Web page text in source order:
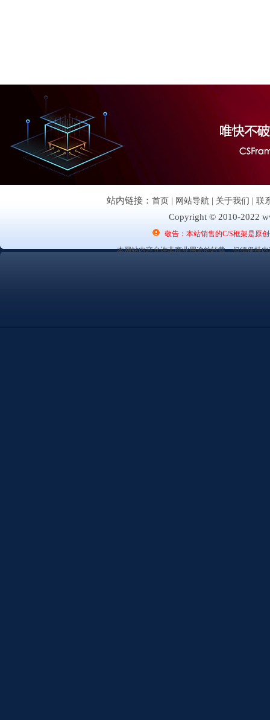
站内链接： 首页 | 网站导航 | 关于我们 | 联
Copyright © 2010-2022
敬告：本站销售的C/S框架是原
本网站内容允许非商业用途的转载，但须保持